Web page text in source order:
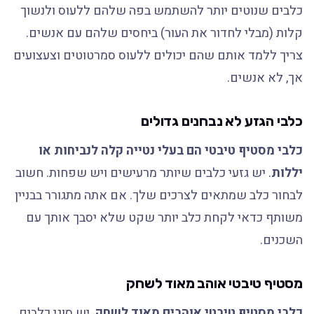
כלבים שנוטים יותר להשתמש בפה שלהם ללעוס ולנשוך
קלות (מבלי לחדור את העור) ביחסים שלהם עם אנשים.
צריך ללמד אותם שהם יכולים ללעוס סמרטוטים וצעצועים
אך, לא אנשים.
כלבי הגזע לא נבחנים גדולים
כלבי מסטיף טיבטי הם בעלי נטייה קלה לנביחות או
יללות. יש גזעי כלבים שיותר מרעישים ויש שפחות. חשוב
לבחור כלב שמתאים לצרכים שלך. אם אתה מתגורר בבניין
משותף כדאי לקחת כלב יותר שקט שלא יסבך אותך עם
השכנים.
מסטיף טיבטי אוהב מאוד לשחק